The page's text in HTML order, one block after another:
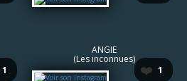
1
ANGIE
(Les inconnues)
❤️ 1